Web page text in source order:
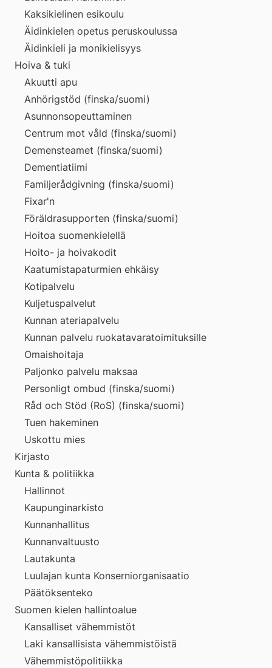
Kaksikielinen esikoulu
Äidinkielen opetus peruskoulussa
Äidinkieli ja monikielisyys
Hoiva & tuki
Akuutti apu
Anhörigstöd (finska/suomi)
Asunnonsopeuttaminen
Centrum mot våld (finska/suomi)
Demensteamet (finska/suomi)
Dementiatiimi
Familjerådgivning (finska/suomi)
Fixar'n
Föräldrasupporten (finska/suomi)
Hoitoa suomenkielellä
Hoito- ja hoivakodit
Kaatumistapaturmien ehkäisy
Kotipalvelu
Kuljetuspalvelut
Kunnan ateriapalvelu
Kunnan palvelu ruokatavaratoimituksille
Omaishoitaja
Paljonko palvelu maksaa
Personligt ombud (finska/suomi)
Råd och Stöd (RoS) (finska/suomi)
Tuen hakeminen
Uskottu mies
Kirjasto
Kunta & politiikka
Hallinnot
Kaupunginarkisto
Kunnanhallitus
Kunnanvaltuusto
Lautakunta
Luulajan kunta Konserniorganisaatio
Päätöksenteko
Suomen kielen hallintoalue
Kansalliset vähemmistöt
Laki kansallisista vähemmistöistä
Vähemmistöpolitiikka